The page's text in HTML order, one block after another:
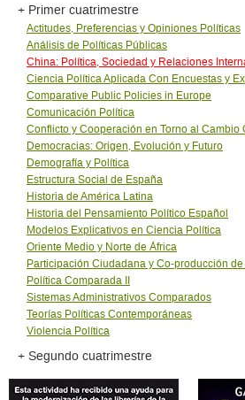
+ Primer cuatrimestre
Actitudes, Preferencias y Opiniones Políticas
Análisis de Políticas Públicas
China: Política, Sociedad y Relaciones
Ciencia Política Aplicada Con Encuestas y
Comparative Public Policies in Europe
Comunicación Política
Conflicto y Cooperación en Torno al Cambio
Democracias: Origen, Evolución y Futuro
Demografía y Política
Estructura Social de España
Historia de América Latina
Historia del Pensamiento Político Español
Modelos Explicativos en Ciencia Política
Oriente Medio y Norte de África
Participación Ciudadana y Co-producción
Política Comparada II
Sistemas Administrativos Comparados
Teorías Políticas Contemporáneas
Violencia Política
+ Segundo cuatrimestre